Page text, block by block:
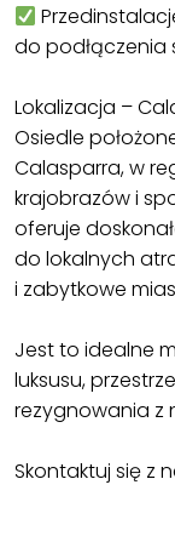
do podłączenia
Lokalizacja –
Osiedle
Calasparra, w
krajobrazów i
oferuje
do lokalnych
i zabytkowe
Jest to idealne
luksusu,
rezygnowania z
Skontaktuj się z